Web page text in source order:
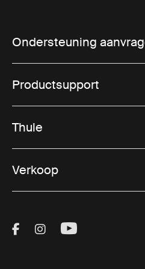
Ondersteuning
Productsupport
Thule
Verkoop
Visit Thule on
Visit Thule on
Visit Thule